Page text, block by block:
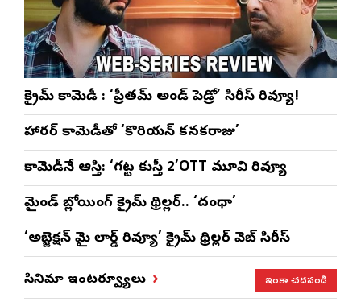
క్రైమ్ కామెడీ : ‘ప్రీతమ్ అండ్ పెడ్రో’ సిరీస్ రివ్యూ!
హారర్ కామెడీతో ‘కొరియన్ కనకరాజు’
కామెడీనే ఆస్తి: ‘గట్ట కుస్తీ 2’OTT మూవి రివ్యూ
మైండ్ బ్లోయింగ్ క్రైమ్ థ్రిల్లర్.. ‘దంధా’
‘అబ్జెక్ష‌న్ మై లార్డ్ రివ్యూ’ క్రైమ్ థ్రిల్ల‌ర్ వెబ్ సిరీస్
సినిమా ఇంటర్వ్యూలు ఇంకా చదవండి